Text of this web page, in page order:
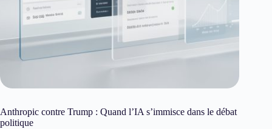
Anthropic contre Trump : Quand l’IA s’immisce dans le débat
politique